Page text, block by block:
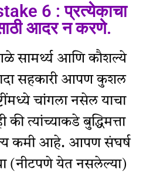
6 : प्रत्येकाचा
आदर न करणे.
सामर्थ्य आणि कौशल्ये
सहकारी आपण कुशल
चांगला नसेल याचा
की त्यांच्याकडे बुद्धिमत्ता
कमी आहे. आपण संघर्ष
(नीटपणे येत नसलेल्या)